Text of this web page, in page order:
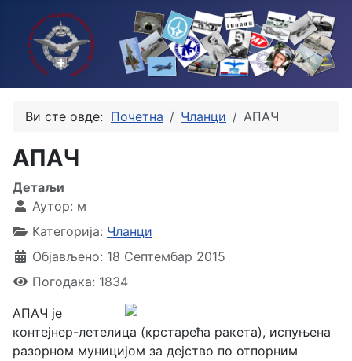
Ви сте овде: Почетна Чланци АПАЧ
АПАЧ
Детаљи
Аутор: м
Категорија: Чланци
Објављено: 18 Септембар 2015
Погодака: 1834
АПАЧ је
контејнер-летелица (крстарећа ракета), испуњена
разорном муницијом за дејство по отпорним